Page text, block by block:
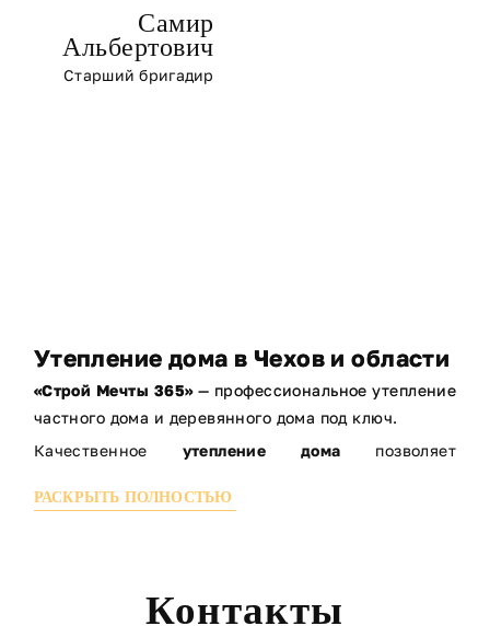
Самир
Альбертович
Старший бригадир
Утепление дома в Чехов и области
«Строй Мечты 365»— профессиональное утепление
частного дома и деревянного дома под ключ.
Качественное утепление дома позволяет
сделать дом теплее зимой и прохладнее летом. Мы
РАСКРЫТЬ ПОЛНОСТЬЮ
Контакты